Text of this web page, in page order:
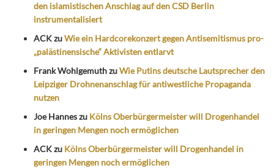
den islamistischen Anschlag auf den CSD Berlin
instrumentalisiert
ACKzuWie ein Hardcorekonzert gegen Antisemitismus pro-
„palästinensische“ Aktivisten entlarvt
Frank WohlgemuthzuWie Putins deutsche Lautsprecher den
Leipziger Drohnenanschlag für antiwestliche Propaganda
nutzen
Joe Hanneszu Kölns Oberbürgermeister will Drogenhandel
in geringen Mengen noch ermöglichen
ACKzu Kölns Oberbürgermeister will Drogenhandel in
geringen Mengen noch ermöglichen